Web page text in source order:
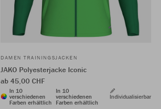
DAMEN TRAININGSJACKEN
JAKO Polyesterjacke Iconic
ab 45,00 CHF
In 10
verschiedenen
Farben erhältlich
In 10
verschiedenen
Farben erhältlich
Individualisierbar